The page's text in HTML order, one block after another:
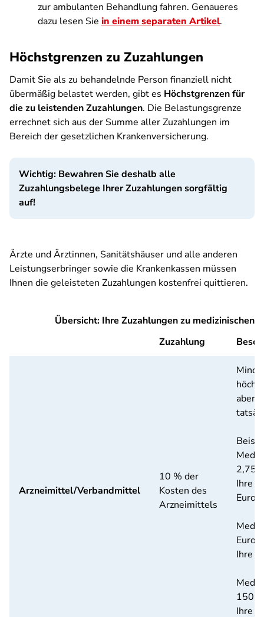
zur ambulanten Behandlung fahren. Genaueres
dazu lesen Sie in einem separaten Artikel.
Höchstgrenzen zu Zuzahlungen
Damit Sie als zu behandelnde Person finanziell nicht
übermäßig belastet werden, gibt es Höchstgrenzen für
die zu leistenden Zuzahlungen. Die Belastungsgrenze
errechnet sich aus der Summe aller Zuzahlungen im
Bereich der gesetzlichen Krankenversicherung.
Wichtig: Bewahren Sie deshalb alle
Zuzahlungsbelege Ihrer Zuzahlungen sorgfältig
auf!
Ärzte und Ärztinnen, Sanitätshäuser und alle anderen
Leistungserbringer sowie die Krankenkassen müssen
Ihnen die geleisteten Zuzahlungen kostenfrei quittieren.
Übersicht: Ihre Zuzahlungen zu medizinischen
Zuzahlung
Arzneimittel/Verbandmittel
10 % der
Kosten des
Arzneimittels
aber
2,75
Ihre
Euro
Euro
Ihre
150
Ihre